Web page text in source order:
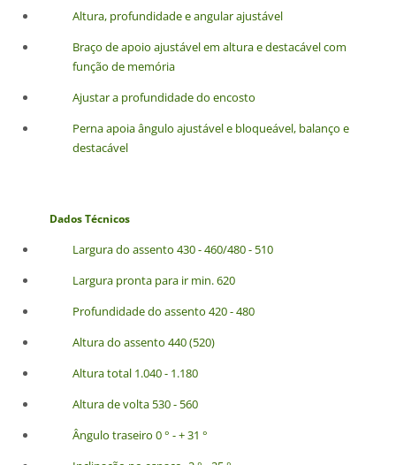
Altura, profundidade e angular ajustável
Braço de apoio ajustável em altura e destacável com
função de memória
Ajustar a profundidade do encosto
Perna apoia ângulo ajustável e bloqueável, balanço e
destacável
Dados Técnicos
Largura do assento 430 - 460/480 - 510
Largura pronta para ir min. 620
Profundidade do assento 420 - 480
Altura do assento 440 (520)
Altura total 1.040 - 1.180
Altura de volta 530 - 560
Ângulo traseiro 0 ° - + 31 °